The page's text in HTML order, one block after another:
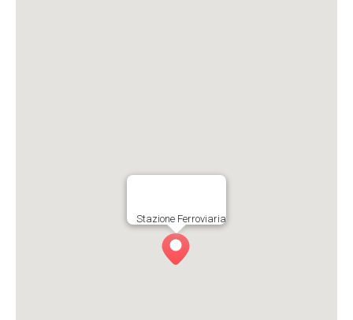
Stazione Ferroviaria